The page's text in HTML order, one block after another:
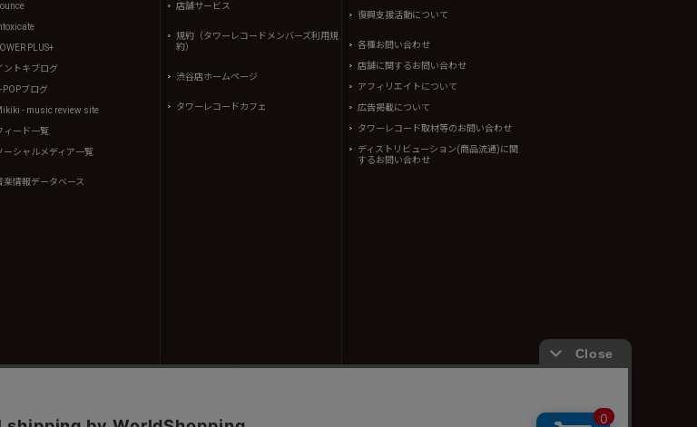
PLUS+
ントキブログ
POPブログ
- music review site
ィード一覧
ーシャルメディア一覧
楽情報データベース
店舗サービス
規約（タワーレコードメンバーズ利用規
約）
渋谷店ホームページ
タワーレコードカフェ
復興支援活動について
各種お問い合わせ
店舗に関するお問い合わせ
アフィリエイトについて
広告掲載について
タワーレコード取材等のお問い合わせ
ディストリビューション(商品流通)に関
するお問い合わせ